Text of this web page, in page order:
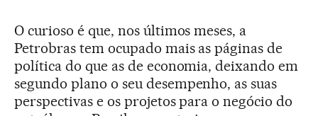
O curioso é que, nos últimos meses, a
Petrobras tem ocupado mais as páginas de
política do que as de economia, deixando em
segundo plano o seu desempenho, as suas
perspectivas e os projetos para o negócio do